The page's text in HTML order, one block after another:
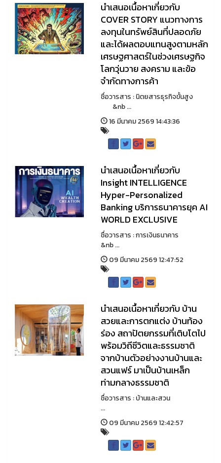
นำเสนอเนื้อหาเกี่ยวกับ
COVER STORY แนวทางการ
ลงทุนในทรัพย์สินที่ปลอดภัย
และได้ผลตอบแทนสูงตามหลัก
เศรษฐศาสตร์ในช่วงเศรษฐกิจ
โลกวุ่นวาย สงคราม และข้อ
จำกัดทางการค้า
ชื่อวารสาร : นิตยสารธุรกิจขั้นสูง
&nb ...
16 มีนาคม 2569 14:43:36
นำเสนอเนื้อหาเกี่ยวกับ
Insight INTELLIGENCE
Hyper-Personalized
Banking บริการธนาคารยุค AI
WORLD EXCLUSIVE
ชื่อวารสาร : การเงินธนาคาร
&nb ...
09 มีนาคม 2569 12:47:52
นำเสนอเนื้อหาเกี่ยวกับ บ้าน
สวยและการตกแต่ง บ้านท้อง
ร่อง สถาปัตยกรรมที่เติบโตไป
พร้อมวิถีชีวิตและธรรมชาติ
จากบ้านตัวอย่างงานบ้านและ
สวนแฟร์ มาเป็นบ้านเหล็ก
ท่ามกลางธรรมชาติ
ชื่อวารสาร : บ้านและสวน
...
09 มีนาคม 2569 12:42:57